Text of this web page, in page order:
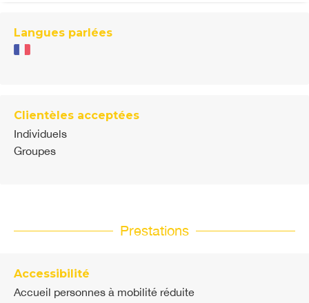
Langues parlées
Clientèles acceptées
Individuels
Groupes
Prestations
Accessibilité
Accueil personnes à mobilité réduite